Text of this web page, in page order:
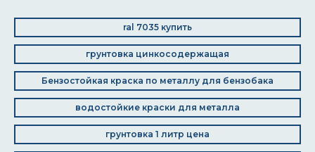
ral 7035 купить
грунтовка цинкосодержащая
Бензостойкая краска по металлу для бензобака
водостойкие краски для металла
грунтовка 1 литр цена